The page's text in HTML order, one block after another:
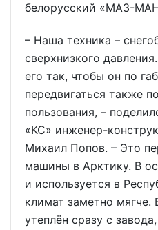
белорусский «МАЗ-
– Наша техника –
сверхнизкого
его так, чтобы он по
передвигаться также
пользования, –
«КС» инженер-
Михаил Попов. – Это
машины в Арктику. В
и используется в
климат заметно мягче.
утеплён сразу с